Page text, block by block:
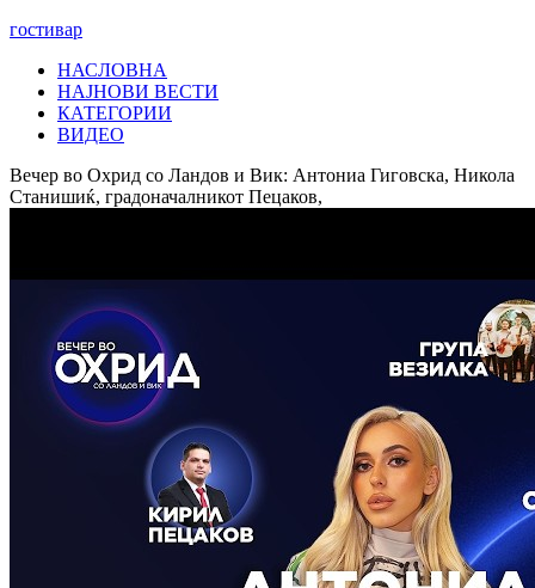
гостивар
НАСЛОВНА
НАЈНОВИ ВЕСТИ
КАТЕГОРИИ
ВИДЕО
Вечер во Охрид со Ландов и Вик: Антониа Гиговска, Никола
Станишиќ, градоначалникот Пецаков,